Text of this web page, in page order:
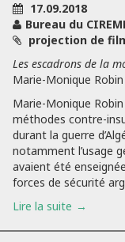
17.09.2018
Bureau du
projection de
Les escadrons de la
Marie-Monique Robin
Marie-Monique
méthodes contre-
durant la guerre
notamment l’usage
avaient été
forces de sécurité
Lire la suite